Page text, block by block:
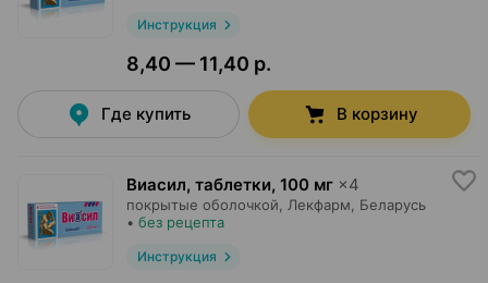
Инструкция
8,40 — 11,40 р.
Где купить В корзину
Виасил, таблетки, 100 мг ×4
покрытые оболочкой, Лекфарм , Беларусь
• без рецепта
Инструкция